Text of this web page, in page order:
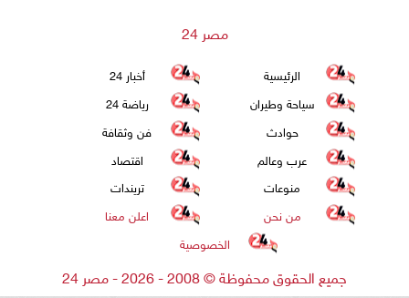
مصر 24
الرئيسية
أخبار 24
سياحة وطيران
رياضة 24
حوادث
فن وثقافة
عرب وعالم
اقتصاد
منوعات
تريندات
من نحن
اعلن معنا
الخصوصية
جميع الحقوق محفوظة©